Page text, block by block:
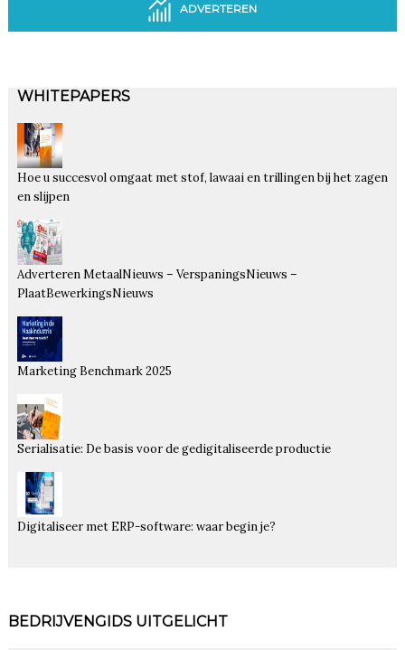
ADVERTEREN
WHITEPAPERS
Hoe u succesvol omgaat met stof, lawaai en trillingen bij het zagen
en slijpen
Adverteren MetaalNieuws – VerspaningsNieuws –
PlaatBewerkingsNieuws
Marketing Benchmark 2025
Serialisatie: De basis voor de gedigitaliseerde productie
Digitaliseer met ERP-software: waar begin je?
BEDRIJVENGIDS UITGELICHT